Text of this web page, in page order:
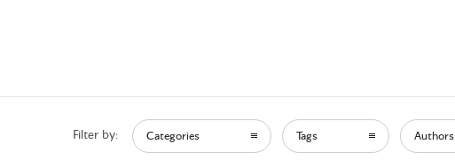
Filter by: Categories Tags Authors